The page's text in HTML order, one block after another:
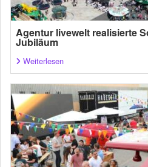
Agentur livewelt realisierte
Jubiläum
Weiterlesen